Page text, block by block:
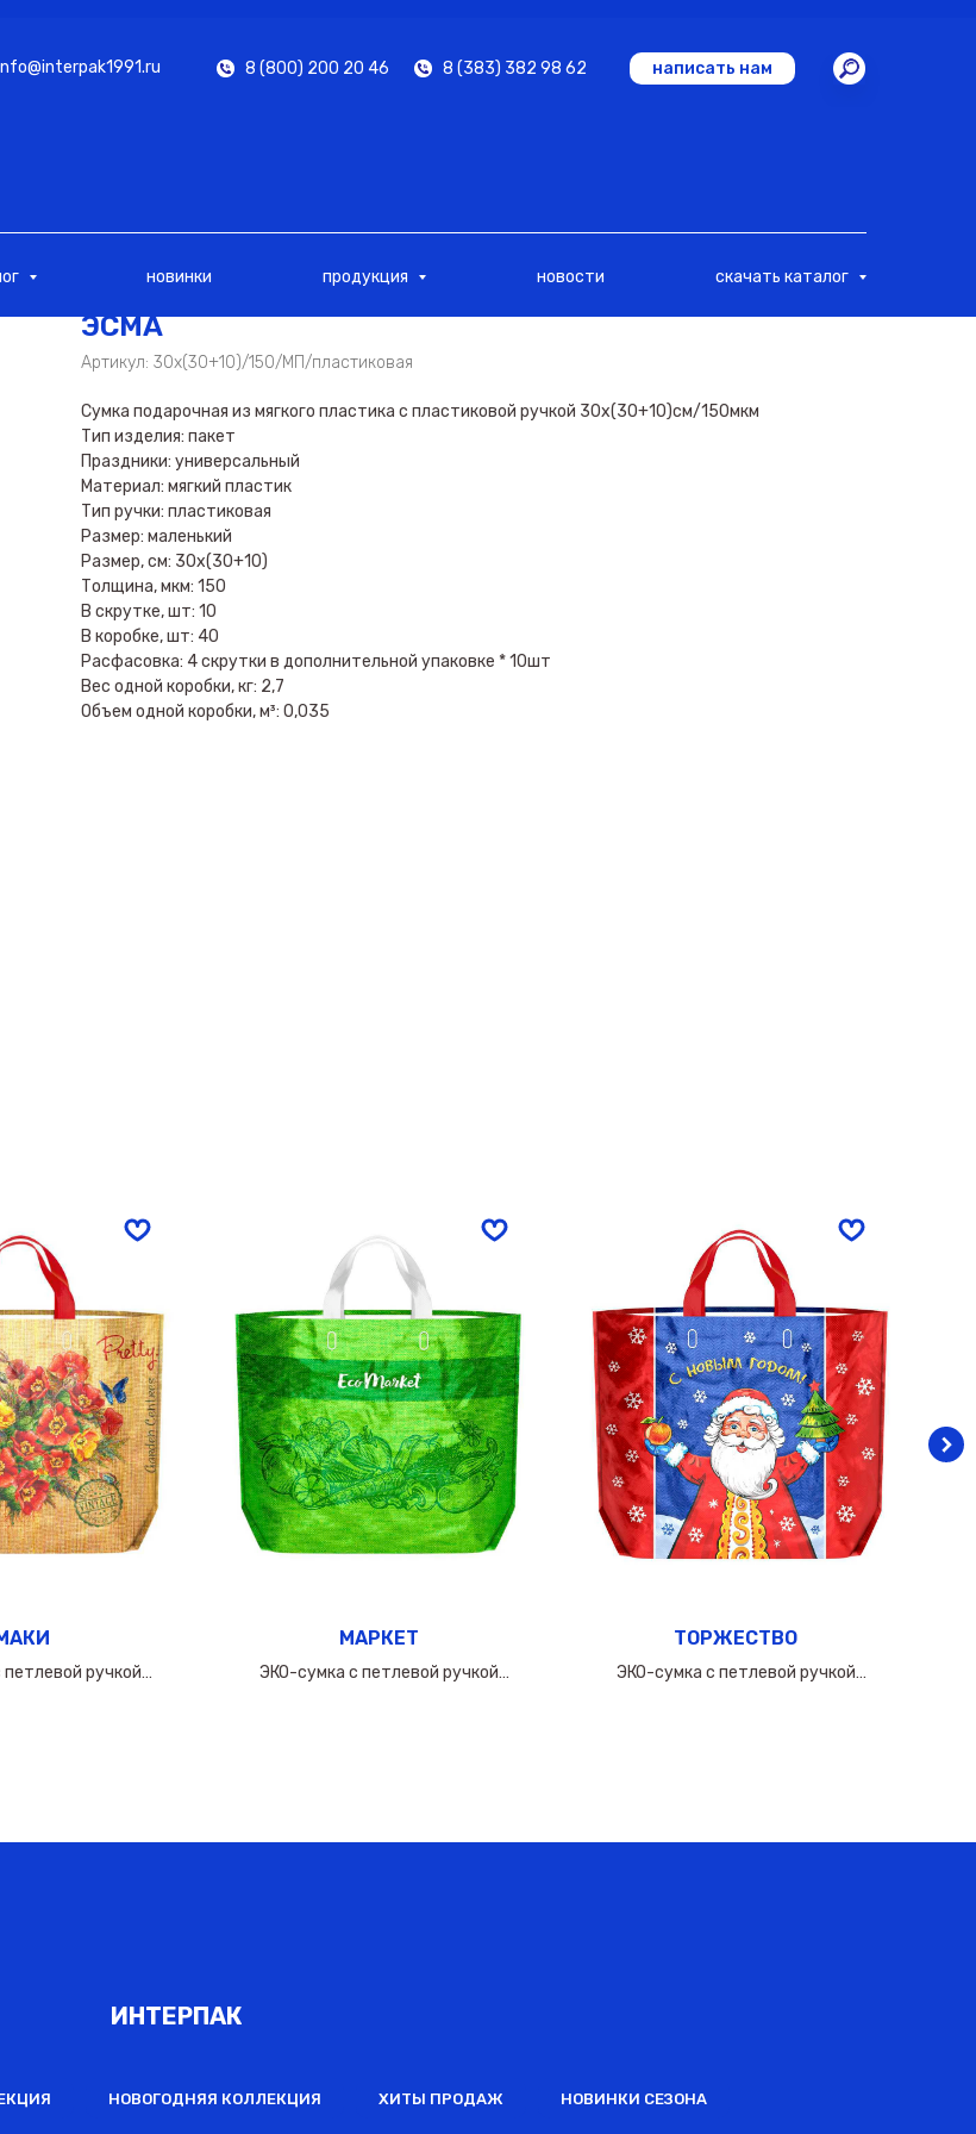
написать нам
8 (800) 200 20 46 8 (383) 382 98 62
новинки продукция новости скачать каталог
ЭСМА
Артикул: 30х(30+10)/150/МП/пластиковая
Сумка подарочная из мягкого пластика с пластиковой ручкой 30х(30+10)см/150мкм
Тип изделия: пакет
Праздники: универсальный
Материал: мягкий пластик
Тип ручки: пластиковая
Размер: маленький
Размер, см: 30х(30+10)
Толщина, мкм: 150
В скрутке, шт: 10
В коробке, шт: 40
Расфасовка: 4 скрутки в дополнительной упаковке * 10шт
Вес одной коробки, кг: 2,7
Объем одной коробки, м³: 0,035
ручкой
МАРКЕТ
ЭКО-сумка с петлевой ручкой
ТОРЖЕСТВО
ЭКО-сумка с петлевой ручкой
ИНТЕРПАК
НОВОГОДНЯЯ КОЛЛЕКЦИЯ ХИТЫ ПРОДАЖ НОВИНКИ СЕЗОНА